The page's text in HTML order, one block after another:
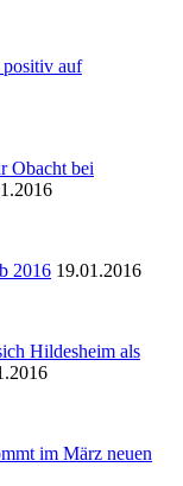
auf
Obacht bei
2016 19.01.2016
Hildesheim als
im März neuen